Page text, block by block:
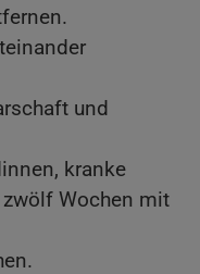
und
kranke
Wochen mit